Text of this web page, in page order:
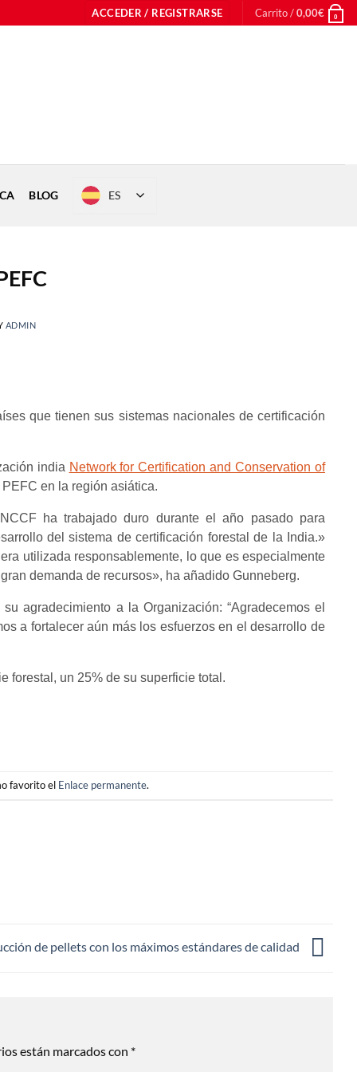
ACCEDER / REGISTRARSE Carrito /0,00€ 0
BLOG ES
ADMIN
que tienen sus sistemas nacionales de certificación
india Network for Certification and Conservation of
en la región asiática.
ha trabajado duro durante el año pasado para
del sistema de certificación forestal de la India.»
utilizada responsablemente, lo que es especialmente
demanda de recursos», ha añadido Gunneberg.
agradecimiento a la Organización: “Agradecemos el
a fortalecer aún más los esfuerzos en el desarrollo de
forestal, un 25% de su superficie total.
favorito el Enlace permanente.
de pellets con los máximos estándares de calidad
están marcados con *